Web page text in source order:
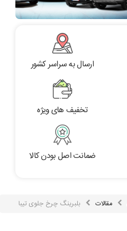
ارسال به سراسر کشور
تخفیف های ویژه
ضمانت اصل بودن کالا
مقالات بلبرینگ چرخ جلوی تیبا